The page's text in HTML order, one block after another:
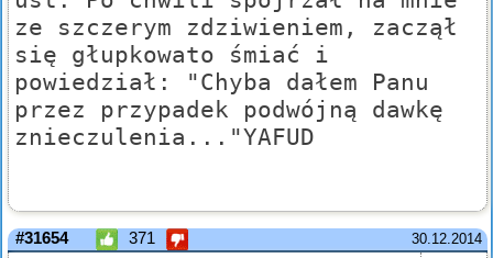
ze szczerym zdziwieniem, zaczął
się głupkowato śmiać i
powiedział: "Chyba dałem Panu
przez przypadek podwójną dawkę
znieczulenia..."YAFUD
30.12.2014
#31654 371